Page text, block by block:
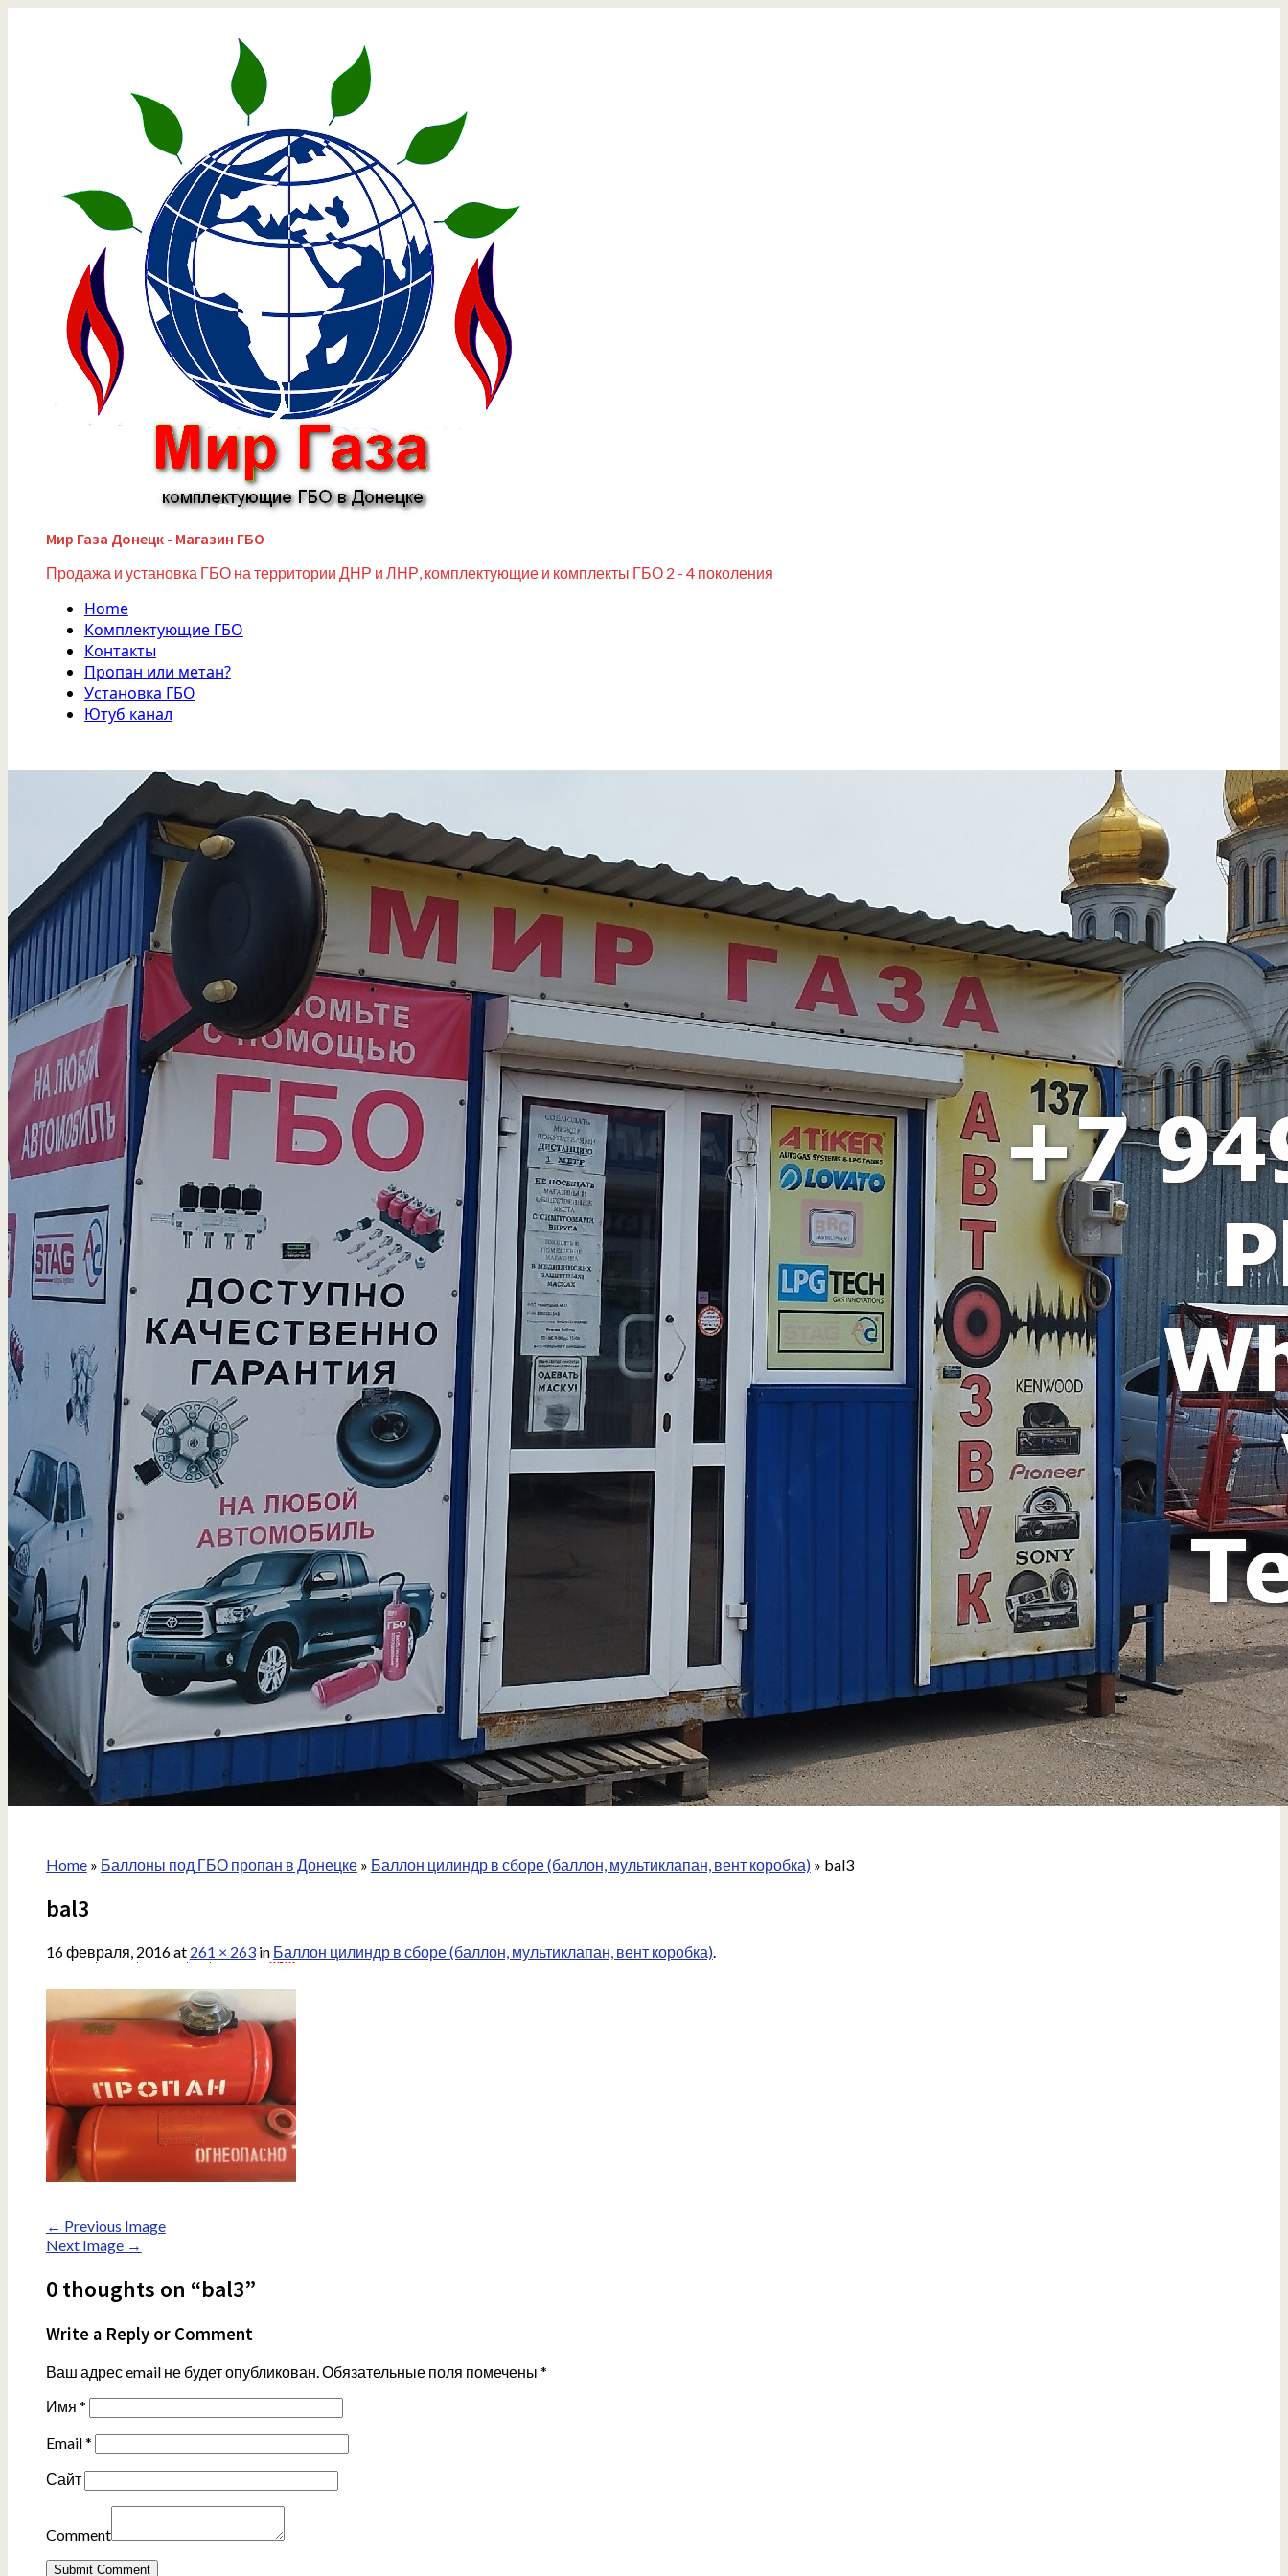
Мир Газа Донецк - Магазин ГБО
Продажа и установка ГБО на территории ДНР и ЛНР, комплектующие и комплекты ГБО 2 - 4 поколения
Home
Комплектующие ГБО
Контакты
Пропан или метан?
Установка ГБО
Ютуб канал
Home» Баллоны под ГБО пропан в Донецке» Баллон цилиндр в сборе (баллон, мультиклапан, вент коробка)» bal3
bal3
16 февраля, 2016at 261 × 263in Баллон цилиндр в сборе (баллон, мультиклапан, вент коробка).
← Previous Image
Next Image →
0 thoughts on “bal3”
Write a Reply or Comment
Ваш адрес email не будет опубликован.Обязательные поля помечены *
Имя *
Email*
Сайт
Comment